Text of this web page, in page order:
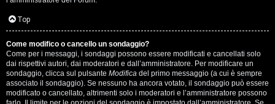
Top
Come modifico o cancello un sondaggio?
Come per i messaggi, i sondaggi possono essere modificati e cancellati solo
dai rispettivi autori, dai moderatori e dall’amministratore. Per modificare un
sondaggio, clicca sul pulsante Modifica del primo messaggio (a cui è sempre
associato il sondaggio). Se nessuno ha ancora votato, il sondaggio può essere
modificato o cancellato, altrimenti solo i moderatori e l’amministratore possono
g
o
s
t
i